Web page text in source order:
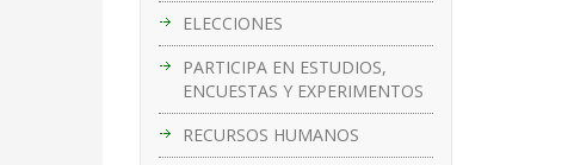
ELECCIONES
PARTICIPA EN ESTUDIOS,
ENCUESTAS Y EXPERIMENTOS
RECURSOS HUMANOS